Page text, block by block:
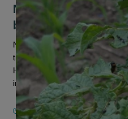
biotechnologisch
Natuurverenigingen stappen
tijdelijke toelating van
Het product is nog niet
in België via e...
20 MEI 2026